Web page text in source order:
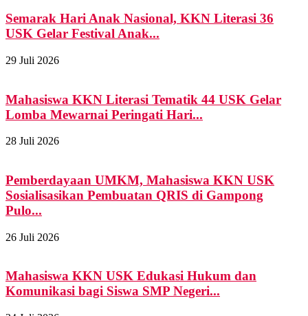
Semarak Hari Anak Nasional, KKN Literasi 36
USK Gelar Festival Anak...
29 Juli 2026
Mahasiswa KKN Literasi Tematik 44 USK Gelar
Lomba Mewarnai Peringati Hari...
28 Juli 2026
Pemberdayaan UMKM, Mahasiswa KKN USK
Sosialisasikan Pembuatan QRIS di Gampong
Pulo...
26 Juli 2026
Mahasiswa KKN USK Edukasi Hukum dan
Komunikasi bagi Siswa SMP Negeri...